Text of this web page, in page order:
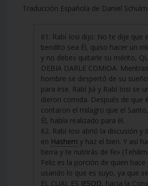
Traducción Española de Daniel
61. Rabí Iosi dijo: No te dije que
bendito sea Él, quiso hacer un
y no debes quitarle su mérito,
DEBIA DARLE COMIDA.
hombre se despertó de su
para irse. Rabí Jiá y Rabí Iosi se
dieron comida. Después de que
contaron el milagro que el
Él, había realizado para él.
62. Rabí Iosi abrió la discusión y
en Hashem y haz el bien. Y así
tierra y te nutrirás de fe»
Feliz es la porción de quien hace
usando lo que es suyo, ya que
EL CUAL ES IESOD, hacia la